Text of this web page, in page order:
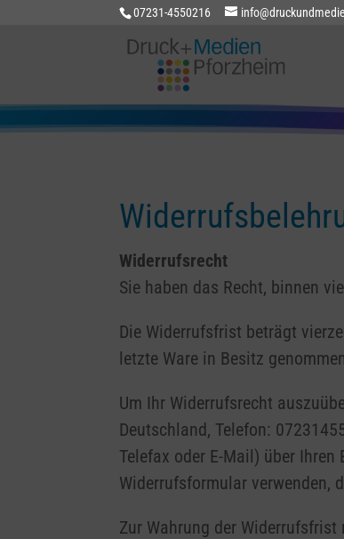
07231-4550216
Widerrufsrecht
Sie haben das Recht, binnen
Die Widerrufsfrist beträgt
letzte Ware in Besitz
Um Ihr Widerrufsrecht
Deutschland, Telefon:
Telefax oder E-Mail) über
Widerrufsformular verwenden,
Zur Wahrung der